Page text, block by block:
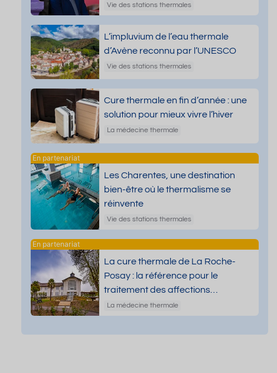
Vie des stations thermales
L’impluvium de l’eau thermale
d’Avène reconnu par l’UNESCO
Vie des stations thermales
Cure thermale en fin d’année : une
solution pour mieux vivre l’hiver
La médecine thermale
Les Charentes, une destination
bien-être où le thermalisme se
réinvente
Vie des stations thermales
La cure thermale de La Roche-
Posay : la référence pour le
traitement des affections
dermatologiques
La médecine thermale